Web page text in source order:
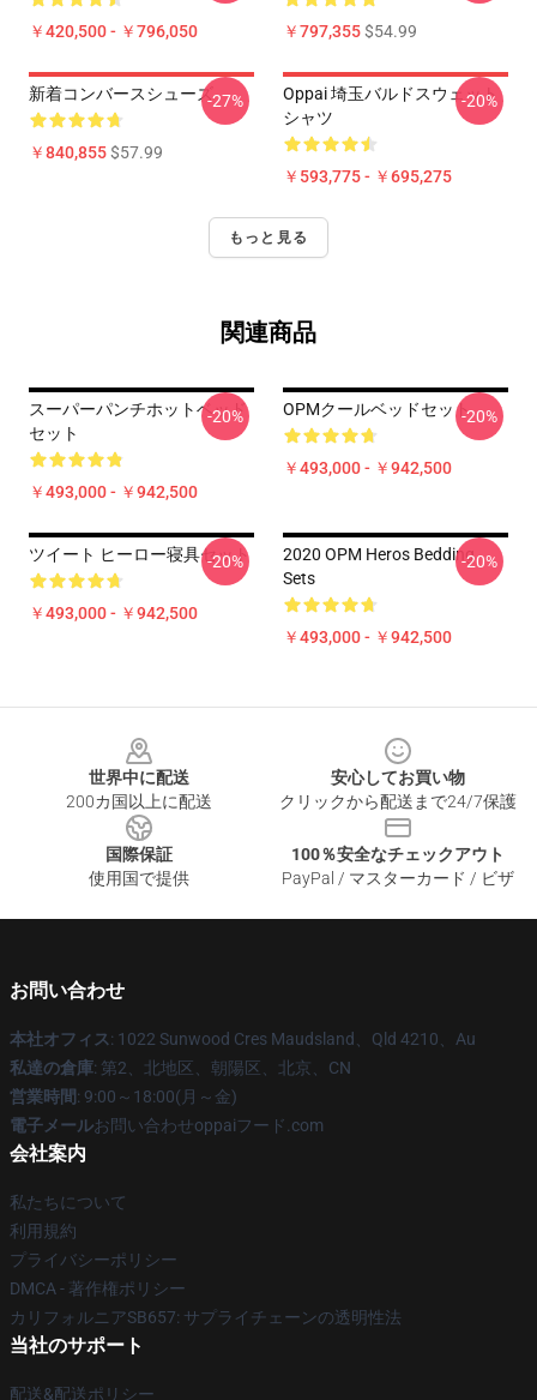
￥420,500 - ￥796,050 ￥797,355$54.99
新着コンバースシューズ
￥840,855$57.99
-27%
Oppai 埼玉バルドスウェット
シャツ
￥593,775 - ￥695,275
-20%
もっと見る
関連商品
スーパーパンチホットベッド
セット
￥493,000 - ￥942,500
-20% OPMクールベッドセット
￥493,000 - ￥942,500
-20%
ツイート ヒーロー寝具セット
￥493,000 - ￥942,500
-20%
2020 OPM Heros Bedding
Sets
￥493,000 - ￥942,500
-20%
世界中に配送
200カ国以上に配送
安心してお買い物
クリックから配送まで24/7保護
国際保証
使用国で提供
100％安全なチェックアウト
PayPal / マスターカード / ビザ
お問い合わせ
本社オフィス: 1022 Sunwood Cres Maudsland、Qld 4210、Au
私達の倉庫: 第2、北地区、朝陽区、北京、CN
営業時間: 9:00～18:00(月～金)
電子メールお問い合わせoppaiフード.com
会社案内
私たちについて
利用規約
プライバシーポリシー
DMCA - 著作権ポリシー
カリフォルニアSB657: サプライチェーンの透明性法
当社のサポート
配送&配送ポリシー